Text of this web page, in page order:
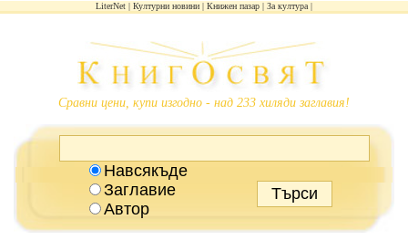
LiterNet Културни новини Книжен пазар За култура
Сравни цени, купи изгодно - над 233 хиляди заглавия!
Навсякъде
Заглавие
Автор